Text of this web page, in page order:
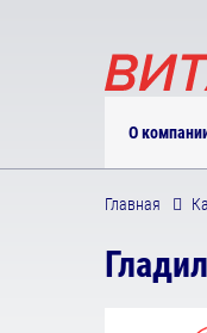
О
Главная